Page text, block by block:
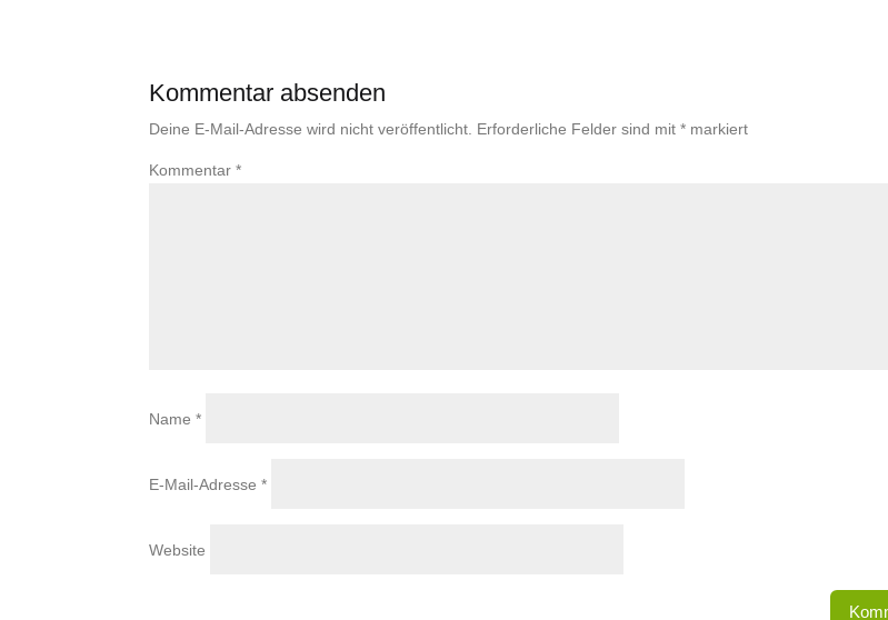
Kommentar absenden
Deine E-Mail-Adresse wird nicht veröffentlicht. Erforderliche Felder sind mit* markiert
Kommentar*
Name*
E-Mail-Adresse*
Website